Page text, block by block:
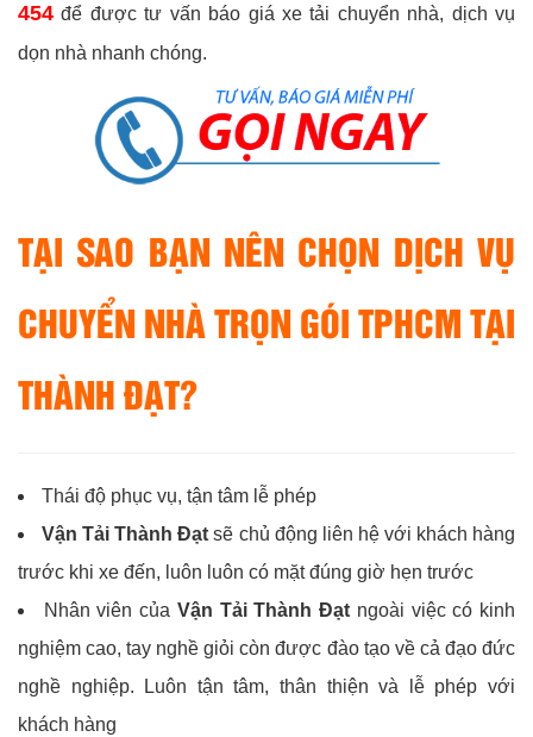
454 để được tư vấn báo giá xe tải chuyển nhà, dịch vụ
dọn nhà nhanh chóng.
TẠI SAO BẠN NÊN CHỌN DỊCH VỤ
CHUYỂN NHÀ TRỌN GÓI TPHCM TẠI
THÀNH ĐẠT?
Thái độ phục vụ, tận tâm lễ phép
Vận Tải Thành Đạt sẽ chủ động liên hệ với khách hàng
trước khi xe đến, luôn luôn có mặt đúng giờ hẹn trước
Nhân viên của Vận Tải Thành Đạt ngoài việc có kinh
nghiệm cao, tay nghề giỏi còn được đào tạo về cả đạo đức
nghề nghiệp. Luôn tận tâm, thân thiện và lễ phép với
khách hàng